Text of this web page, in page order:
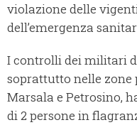
violazione delle
dell’emergenza
I controlli dei militari
soprattutto nelle
Marsala e Petrosino,
di 2 persone in